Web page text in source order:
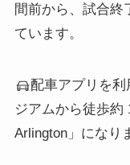
間前から、試合終
ています。
配車アプリを利
ジアムから徒歩約
Arlington」になり